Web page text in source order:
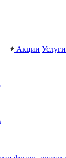
Акции Услуги